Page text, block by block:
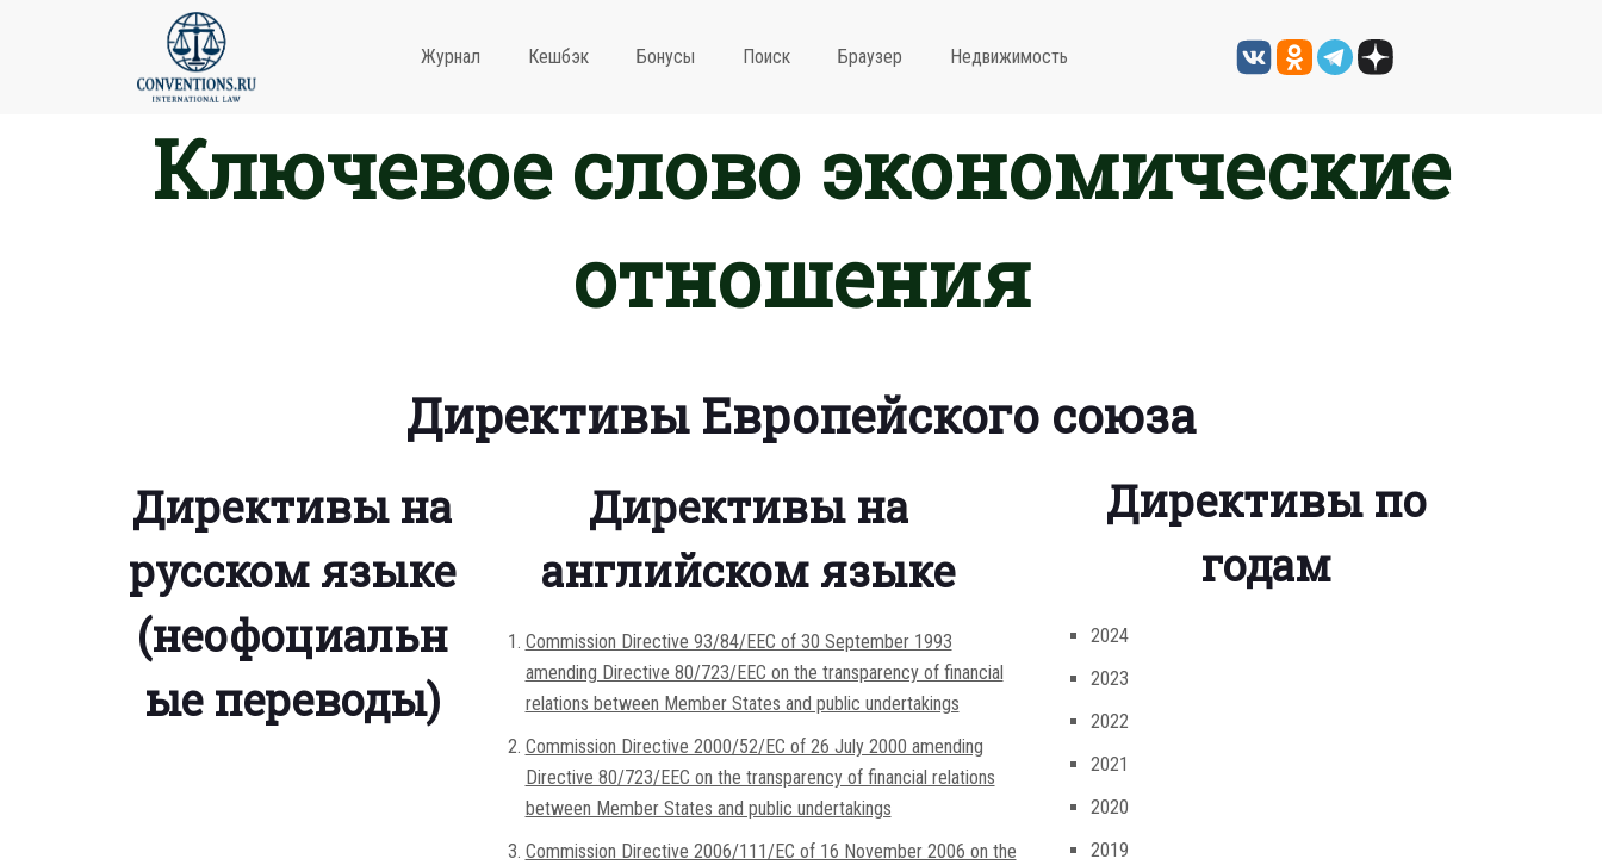
Журнал Кешбэк Бонусы Поиск Браузер Недвижимость
Ключевое слово экономические
отношения
Директивы Европейского союза
Директивы на
русском языке
(неофоциальн
ые переводы)
Директивы на
английском языке
Commission Directive 93/84/EEC of 30 September 1993
amending Directive 80/723/EEC on the transparency of financial
relations between Member States and public undertakings
Commission Directive 2000/52/EC of 26 July 2000 amending
Directive 80/723/EEC on the transparency of financial relations
between Member States and public undertakings
Commission Directive 2006/111/EC of 16 November 2006 on the
Директивы по
годам
2024
2023
2022
2021
2020
2019